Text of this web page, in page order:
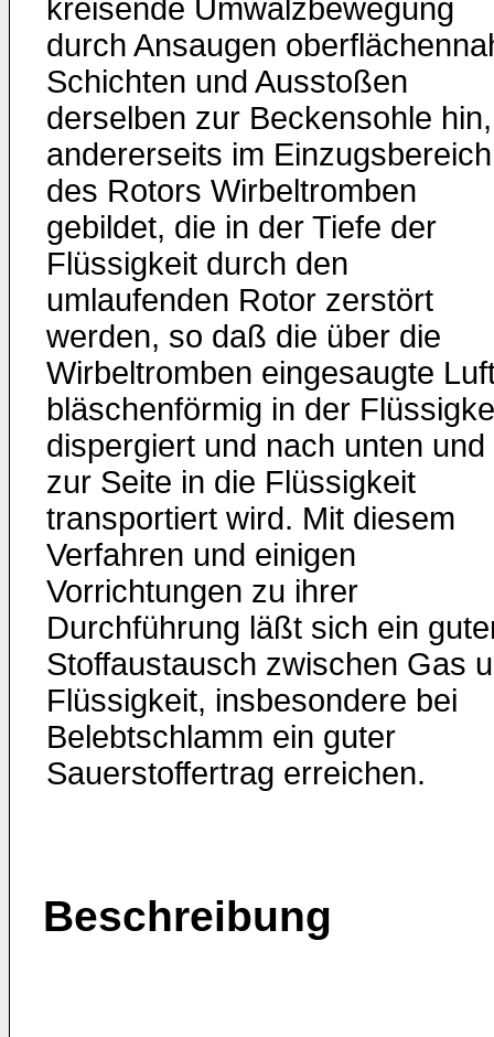
kreisende Umwälzbewegung
durch Ansaugen
Schichten und Ausstoßen
derselben zur Beckensohle hin,
andererseits im Einzugsbereich
des Rotors Wirbeltromben
gebildet, die in der Tiefe der
Flüssigkeit durch den
umlaufenden Rotor zerstört
werden, so daß die über die
Wirbeltromben eingesaugte
bläschenförmig in der
dispergiert und nach unten und
zur Seite in die Flüssigkeit
transportiert wird. Mit diesem
Verfahren und einigen
Vorrichtungen zu ihrer
Durchführung läßt sich ein
Stoffaustausch zwischen Gas
Flüssigkeit, insbesondere bei
Belebtschlamm ein guter
Sauerstoffertrag erreichen.
Beschreibung